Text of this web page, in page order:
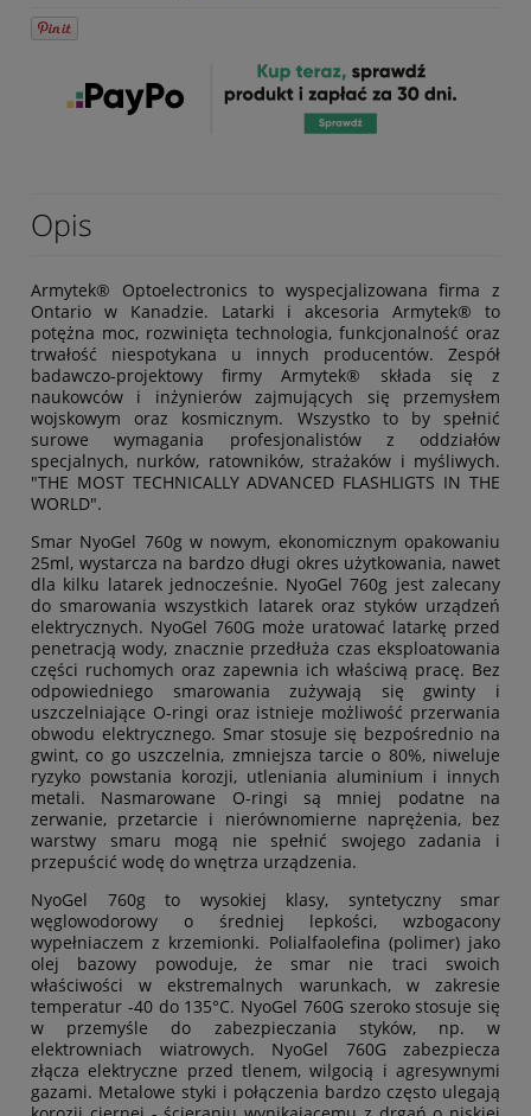
Opis
Armytek® Optoelectronics to wyspecjalizowana firma z
Ontario w Kanadzie. Latarki i akcesoria Armytek® to
potężna moc, rozwinięta technologia, funkcjonalność oraz
trwałość niespotykana u innych producentów. Zespół
badawczo-projektowy firmy Armytek® składa się z
naukowców i inżynierów zajmujących się przemysłem
wojskowym oraz kosmicznym. Wszystko to by spełnić
surowe wymagania profesjonalistów z oddziałów
specjalnych, nurków, ratowników, strażaków i myśliwych.
"THE MOST TECHNICALLY ADVANCED FLASHLIGTS IN THE
WORLD".
Smar NyoGel 760g w nowym, ekonomicznym opakowaniu
25ml, wystarcza na bardzo długi okres użytkowania, nawet
dla kilku latarek jednocześnie. NyoGel 760g jest zalecany
do smarowania wszystkich latarek oraz styków urządzeń
elektrycznych. NyoGel 760G może uratować latarkę przed
penetracją wody, znacznie przedłuża czas eksploatowania
części ruchomych oraz zapewnia ich właściwą pracę. Bez
odpowiedniego smarowania zużywają się gwinty i
uszczelniające O-ringi oraz istnieje możliwość przerwania
obwodu elektrycznego. Smar stosuje się bezpośrednio na
gwint, co go uszczelnia, zmniejsza tarcie o 80%, niweluje
ryzyko powstania korozji, utleniania aluminium i innych
metali. Nasmarowane O-ringi są mniej podatne na
zerwanie, przetarcie i nierównomierne naprężenia, bez
warstwy smaru mogą nie spełnić swojego zadania i
przepuścić wodę do wnętrza urządzenia.
NyoGel 760g to wysokiej klasy, syntetyczny smar
węglowodorowy o średniej lepkości, wzbogacony
wypełniaczem z krzemionki. Polialfaolefina (polimer) jako
olej bazowy powoduje, że smar nie traci swoich
właściwości w ekstremalnych warunkach, w zakresie
temperatur -40 do 135°C. NyoGel 760G szeroko stosuje się
w przemyśle do zabezpieczania styków, np. w
elektrowniach wiatrowych. NyoGel 760G zabezpiecza
złącza elektryczne przed tlenem, wilgocią i agresywnymi
gazami. Metalowe styki i połączenia bardzo często ulegają